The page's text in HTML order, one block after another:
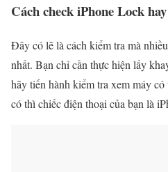
Cách check iPhone Lock
Đây có lẽ là cách kiểm tra mà
nhất. Bạn chỉ cần thực hiện lấy
hãy tiến hành kiểm tra xem máy
có thì chiếc điện thoại của bạn là